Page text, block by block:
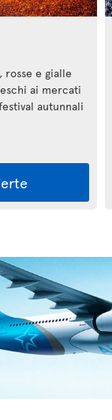
rosse e gialle
ai mercati
autunnali